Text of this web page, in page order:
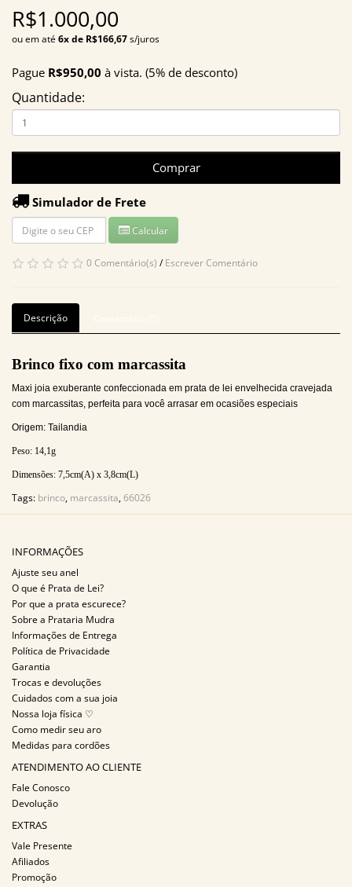
R$1.000,00
ou em até6x de R$166,67s/juros
Pague R$950,00 à vista. (5% de desconto)
Quantidade:
Comprar
Simulador de Frete
Calcular
0 Comentário(s) /Escrever Comentário
Descrição
Brinco fixo com marcassita
Maxi joia exuberante confeccionada em prata de lei envelhecida cravejada
com marcassitas, perfeita para você arrasar em ocasiões especiais
Origem: Tailandia
Peso: 14,1g
Dimensões: 7,5cm(A) x 3,8cm(L)
Tags: brinco, marcassita,66026
INFORMAÇÕES
Ajuste seu anel
O que é Prata de Lei?
Por que a prata escurece?
Sobre a Prataria Mudra
Informações de Entrega
Política de Privacidade
Garantia
Trocas e devoluções
Cuidados com a sua joia
Nossa loja física ♡
Como medir seu aro
Medidas para cordões
ATENDIMENTO AO CLIENTE
Fale Conosco
Devolução
EXTRAS
Vale Presente
Afiliados
Promoção